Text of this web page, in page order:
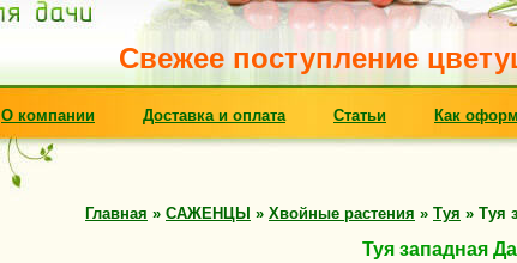
Свежее поступление цветущих
О компании Доставка и оплата Статьи Как
Главная » САЖЕНЦЫ » Хвойные растения » Туя » Туя
Туя западная